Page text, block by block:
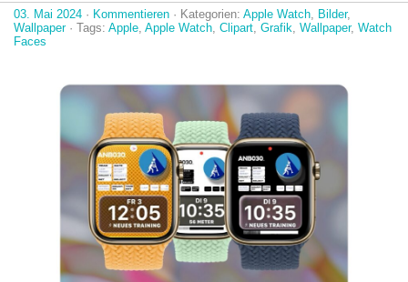
03. Mai 2024 · Kommentieren · Kategorien: Apple Watch, Bilder,
Wallpaper· Tags: Apple, Apple Watch, Clipart, Grafik, Wallpaper, Watch
Faces